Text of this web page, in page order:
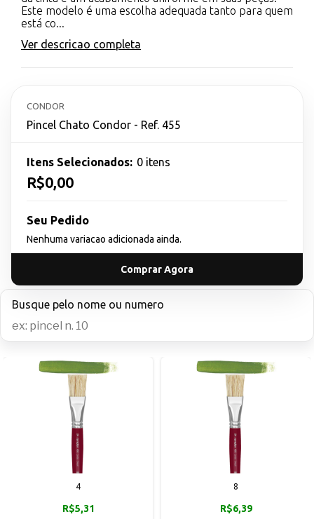
Este modelo é uma escolha adequada tanto para quem
está co...
Ver descricao completa
CONDOR
Pincel Chato Condor - Ref. 455
Itens Selecionados: 0 itens
R$0,00
Seu Pedido
Nenhuma variacao adicionada ainda.
Comprar Agora
Busque pelo nome ou numero
4
R$5,31
8
R$6,39